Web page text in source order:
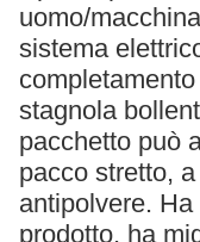
uomo/
sistema
stagnola
pacchetto può
pacco stretto,
antipolvere.
prodotto, ha